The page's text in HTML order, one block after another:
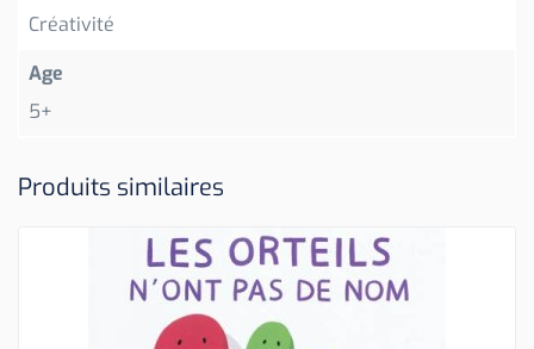
Créativité
Age
5+
Produits similaires